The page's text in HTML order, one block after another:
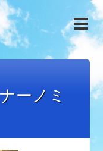
ーノミ